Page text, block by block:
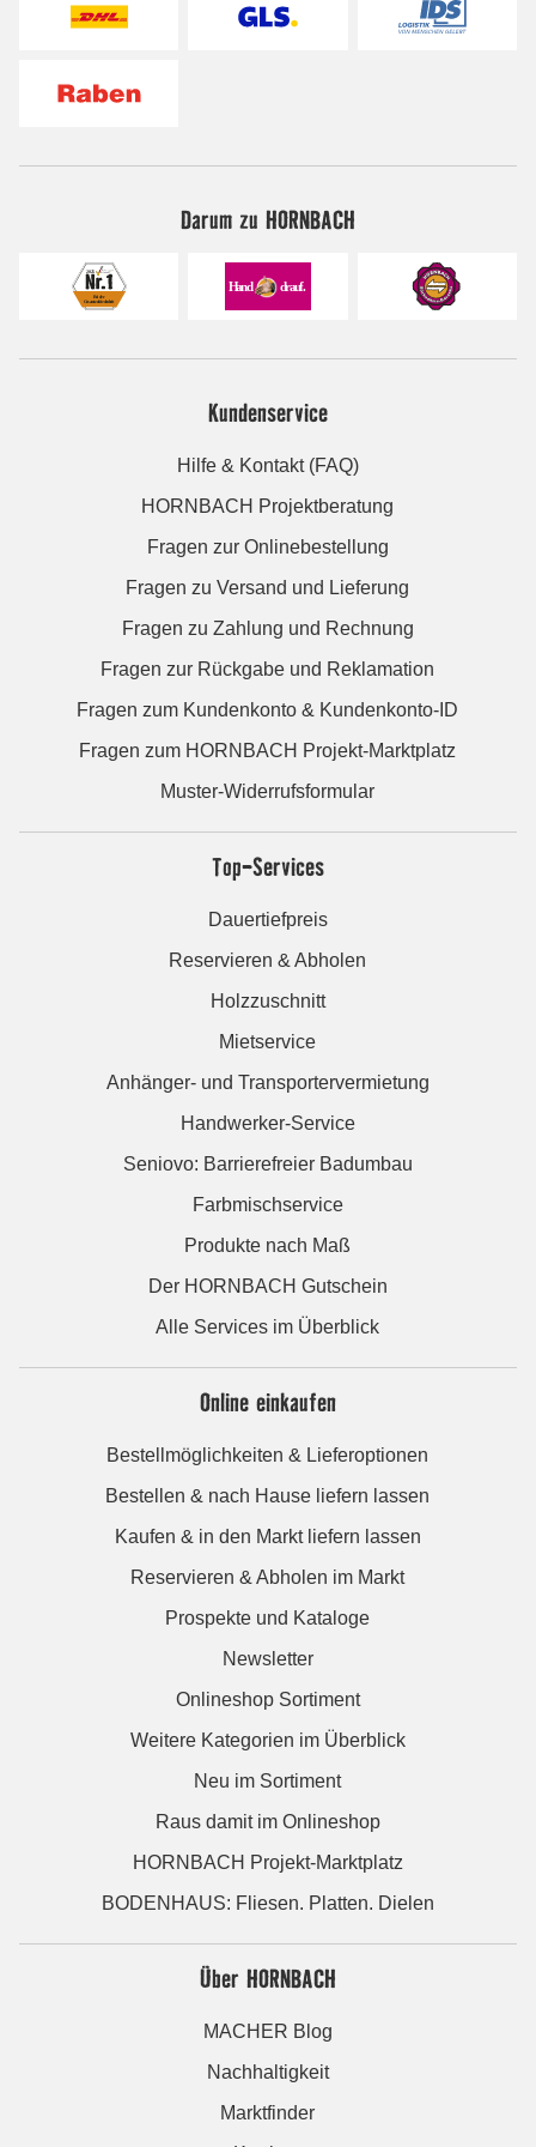
Darum zu HORNBACH
Kundenservice
Hilfe & Kontakt (FAQ)
HORNBACH Projektberatung
Fragen zur Onlinebestellung
Fragen zu Versand und Lieferung
Fragen zu Zahlung und Rechnung
Fragen zur Rückgabe und Reklamation
Fragen zum Kundenkonto & Kundenkonto-ID
Fragen zum HORNBACH Projekt-Marktplatz
Muster-Widerrufsformular
Top-Services
Dauertiefpreis
Reservieren & Abholen
Holzzuschnitt
Mietservice
Anhänger- und Transportervermietung
Handwerker-Service
Seniovo: Barrierefreier Badumbau
Farbmischservice
Produkte nach Maß
Der HORNBACH Gutschein
Alle Services im Überblick
Online einkaufen
Bestellmöglichkeiten & Lieferoptionen
Bestellen & nach Hause liefern lassen
Kaufen & in den Markt liefern lassen
Reservieren & Abholen im Markt
Prospekte und Kataloge
Newsletter
Onlineshop Sortiment
Weitere Kategorien im Überblick
Neu im Sortiment
Raus damit im Onlineshop
HORNBACH Projekt-Marktplatz
BODENHAUS: Fliesen. Platten. Dielen
Über HORNBACH
MACHER Blog
Nachhaltigkeit
Marktfinder